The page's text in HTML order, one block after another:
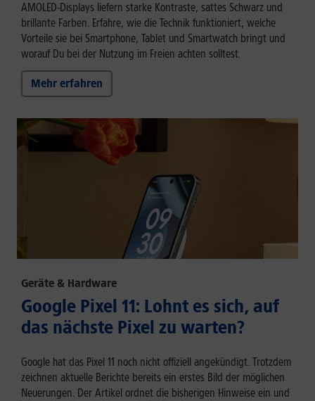
AMOLED-Displays liefern starke Kontraste, sattes Schwarz und
brillante Farben. Erfahre, wie die Technik funktioniert, welche
Vorteile sie bei Smartphone, Tablet und Smartwatch bringt und
worauf Du bei der Nutzung im Freien achten solltest.
Mehr erfahren
Geräte & Hardware
Google Pixel 11: Lohnt es sich, auf
das nächste Pixel zu warten?
Google hat das Pixel 11 noch nicht offiziell angekündigt. Trotzdem
zeichnen aktuelle Berichte bereits ein erstes Bild der möglichen
Neuerungen. Der Artikel ordnet die bisherigen Hinweise ein und